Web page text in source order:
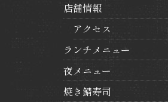
ン
店舗情報
アクセス
ランチメニュー
夜メニュー
焼き鯖寿司